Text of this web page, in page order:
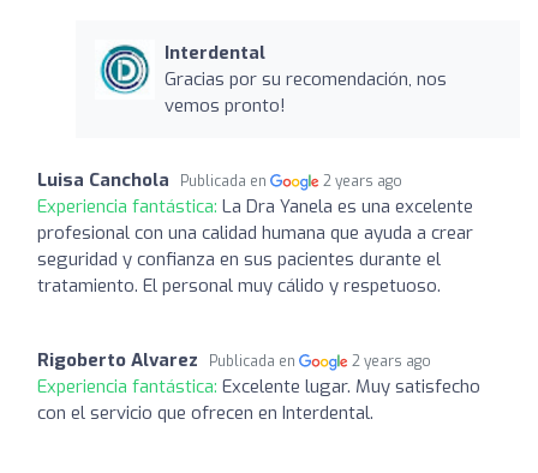
Interdental
Gracias por su recomendación, nos
vemos pronto!
Luisa Canchola Publicada en 2 years ago
Experiencia fantástica: La Dra Yanela es una excelente
profesional con una calidad humana que ayuda a crear
seguridad y confianza en sus pacientes durante el
tratamiento. El personal muy cálido y respetuoso.
Rigoberto Alvarez Publicada en 2 years ago
Experiencia fantástica: Excelente lugar. Muy satisfecho
con el servicio que ofrecen en Interdental.